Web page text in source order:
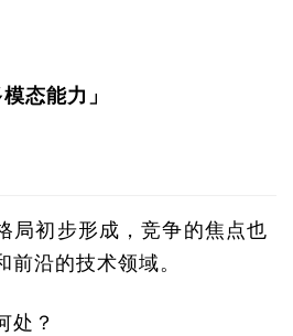
态能力」
局初步形成，竞争的焦点也
前沿的技术领域。
处？